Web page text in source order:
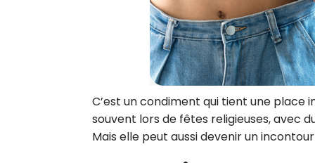
C’est un condiment qui tient une
souvent lors de fêtes religieuses, avec
Mais elle peut aussi devenir un